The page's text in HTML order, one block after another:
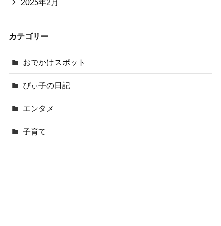
2025年2月
カテゴリー
おでかけスポット
ぴぃ子の日記
エンタメ
子育て